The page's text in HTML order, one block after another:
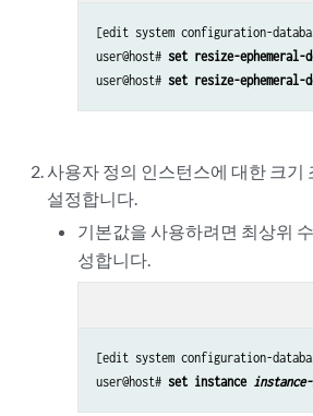
[edit system configuration-
user@host# set resize-
user@host# set resize-ephemeral-
사용자 정의 인스턴스에 대한 크기
설정합니다.
기본값을 사용하려면 최상위
성합니다.
[edit system configuration-
user@host# set instance instance-